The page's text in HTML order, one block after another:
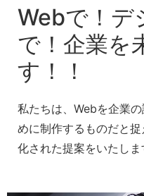
Webで！デ
で！企業を
す！！
私たちは、Webを企業
めに制作するものだと
化された提案をいたしま